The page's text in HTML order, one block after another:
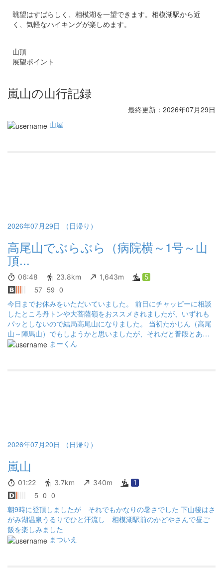
眺望はすばらしく、相模湖を一望できます。相模湖駅から近
く、気軽なハイキングが楽しめます。
山頂
展望ポイント
嵐山の山行記録
最終更新：2026年07月29日
山屋
2026年07月29日 （日帰り）
高尾山でぶらぶら（病院横～1号～山
頂...
06:48 23.8km 1,643m 5
57 59 0
今日までお休みをいただいていました。 前日にチャッピーに相談
したところ丹トンや大菩薩嶺をおススメされましたが、いずれも
パッとしないので結局高尾山になりました。 当初たかじん（高尾
山～陣馬山）でもしようかと思いましたが、それだと普段とあま
り変わらないことになってしまうので、高尾山～石老山にしてみ
まーくん
2026年07月20日 （日帰り）
嵐山
01:22 3.7km 340m 1
5 0 0
朝9時に登頂しましたが それでもかなりの暑さでした 下山後はさ
がみ湖温泉うるりでひと汗流し 相模湖駅前のかどやさんで昼ご
飯を楽しみました
まついえ